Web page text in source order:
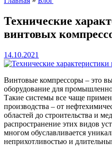
Технические
винтовых
14.10.2021
Винтовые компрессоры – это
оборудование для
Такие системы все чаще
производства – от
областей до строительства и
распространение этих видов
многом обуславливается
неприхотливостью и